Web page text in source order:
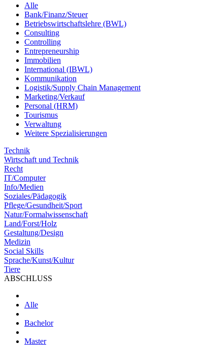
Alle
Bank/Finanz/Steuer
Betriebswirtschaftslehre (BWL)
Consulting
Controlling
Entrepreneurship
Immobilien
International (IBWL)
Kommunikation
Logistik/Supply Chain Management
Marketing/Verkauf
Personal (HRM)
Tourismus
Verwaltung
Weitere Spezialisierungen
Technik
Wirtschaft und Technik
Recht
IT/Computer
Info/Medien
Soziales/Pädagogik
Pflege/Gesundheit/Sport
Natur/Formalwissenschaft
Land/Forst/Holz
Gestaltung/Design
Medizin
Social Skills
Sprache/Kunst/Kultur
Tiere
ABSCHLUSS
Alle
Bachelor
Master